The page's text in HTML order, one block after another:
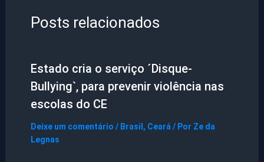
Posts relacionados
Estado cria o serviço ´Disque-
Bullying`, para prevenir violência nas
escolas do CE
Deixe um comentário / Brasil , Ceará/ Por Ze da
Legnas